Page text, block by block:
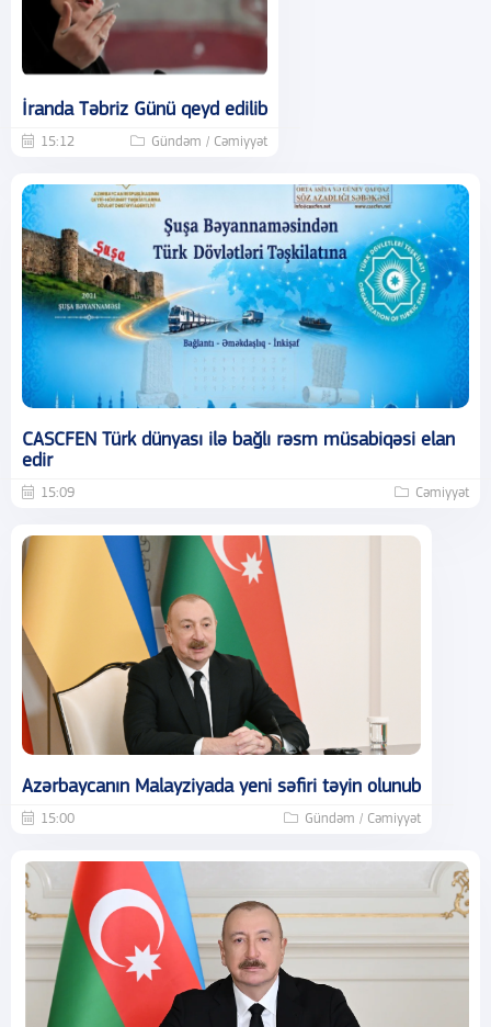
İranda Təbriz Günü qeyd edilib
15:12 Gündəm / Cəmiyyət
CASCFEN Türk dünyası ilə bağlı rəsm müsabiqəsi elan
edir
15:09 Cəmiyyət
Azərbaycanın Malayziyada yeni səfiri təyin olunub
15:00 Gündəm / Cəmiyyət